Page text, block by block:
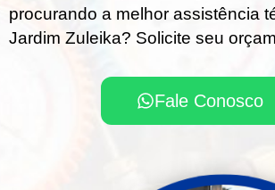
procurando a melhor assistência
Jardim Zuleika? Solicite seu
Fale Conosco